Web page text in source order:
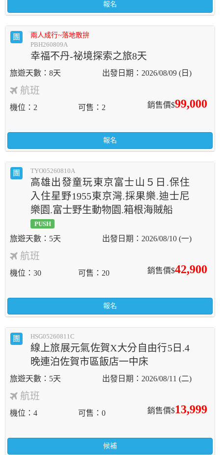
報名
團
兩人成行~落地散拚
PBH260809A
幸福不丹-祕境探索之旅8天
8天 2026/08/09 (日)
航班
銷售價$99,000
機位 2 可售 2
報名
團 TYO05260810A
高雄出發童玩東京富士山５日.保住
入住星野1955東京灣.採果樂.迪士尼
樂園.富士野生動物園.箱根海賊船
PUSH
5天 2026/08/10 (一)
航班
銷售價$42,900
機位 30 可售 20
報名
團 HSG05260811C
線上旅展元氣佐賀X大分自由行5日.4
晚連泊佐賀市區飯店一中床
5天 2026/08/11 (二)
航班
銷售價$13,999
機位 4 可售 0
候補